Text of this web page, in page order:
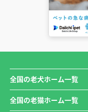
全国の老犬ホーム一覧
全国の老猫ホーム一覧